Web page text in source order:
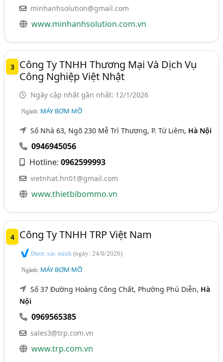
minhanhsolution@gmail.com
www.minhanhsolution.com.vn
3
Công Ty TNHH Thương Mại Và Dịch Vụ
Công Nghiệp Việt Nhật
Ngày cập nhật gần nhất: 12/1/2026
Ngành: MÁY BƠM MỠ
Số Nhà 63, Ngõ 230 Mễ Trì Thượng, P. Từ Liêm, Hà Nội
0946945056
Hotline:0962599993
vietnhat.hn01@gmail.com
www.thietbibommo.vn
4 Công Ty TNHH TRP Việt Nam
Được xác minh(ngày: 24/6/2026)
Ngành: MÁY BƠM MỠ
Số 37 Đường Hoàng Công Chất, Phường Phú Diễn, Hà
Nội
0969565385
sales3@trp.com.vn
www.trp.com.vn